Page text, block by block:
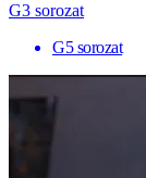
G3 sorozat
G5 sorozat